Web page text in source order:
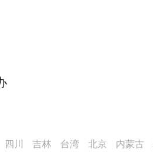
内蒙古
北京
台湾
吉林
四川